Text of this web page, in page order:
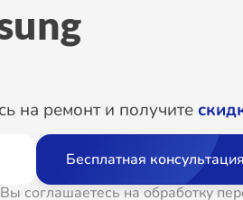
на ремонт и получите
Бесплатная консультация
соглашаетесь на обработку